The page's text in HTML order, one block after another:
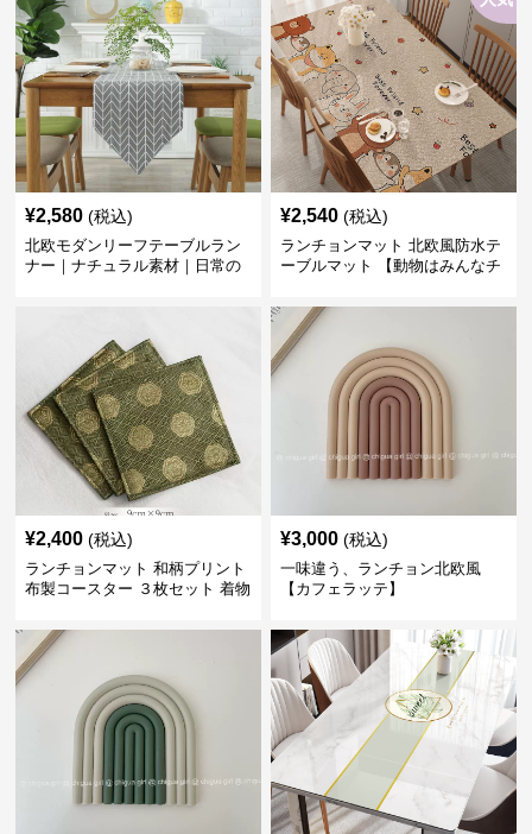
¥2,580 (税込)
北欧モダンリーフテーブルラン
ナー｜ナチュラル素材｜日常の
¥2,540 (税込)
ランチョンマット 北欧風防水テ
ーブルマット 【動物はみんなチ
¥2,400 (税込)
ランチョンマット 和柄プリント
布製コースター ３枚セット 着物
¥3,000 (税込)
一味違う、ランチョン北欧風
【カフェラッテ】